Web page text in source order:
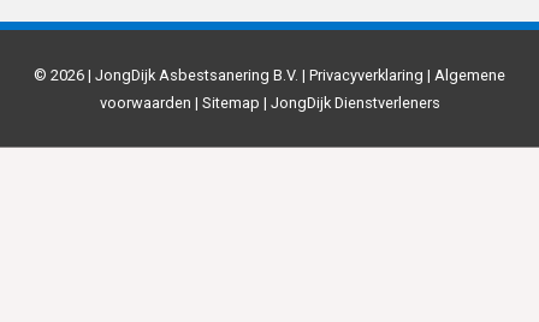
© 2026 | JongDijk Asbestsanering B.V. | Privacyverklaring | Algemene
voorwaarden | Sitemap | JongDijk Dienstverleners